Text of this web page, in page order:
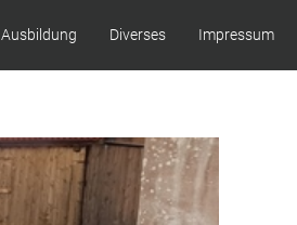
Ausbildung Diverses Impressum